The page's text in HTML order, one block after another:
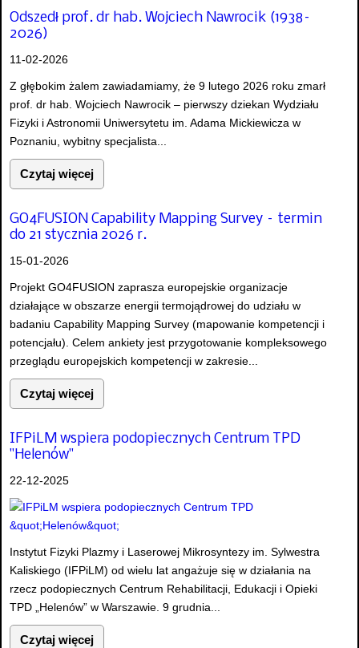
Odszedł prof. dr hab. Wojciech Nawrocik (1938–
2026)
11-02-2026
Z głębokim żalem zawiadamiamy, że 9 lutego 2026 roku zmarł
prof. dr hab. Wojciech Nawrocik – pierwszy dziekan Wydziału
Fizyki i Astronomii Uniwersytetu im. Adama Mickiewicza w
Poznaniu, wybitny specjalista...
Czytaj więcej
GO4FUSION Capability Mapping Survey – termin
do 21 stycznia 2026 r.
15-01-2026
Projekt GO4FUSION zaprasza europejskie organizacje
działające w obszarze energii termojądrowej do udziału w
badaniu Capability Mapping Survey (mapowanie kompetencji i
potencjału). Celem ankiety jest przygotowanie kompleksowego
przeglądu europejskich kompetencji w zakresie...
Czytaj więcej
IFPiLM wspiera podopiecznych Centrum TPD
"Helenów"
22-12-2025
Instytut Fizyki Plazmy i Laserowej Mikrosyntezy im. Sylwestra
Kaliskiego (IFPiLM) od wielu lat angażuje się w działania na
rzecz podopiecznych Centrum Rehabilitacji, Edukacji i Opieki
TPD „Helenów” w Warszawie. 9 grudnia...
Czytaj więcej